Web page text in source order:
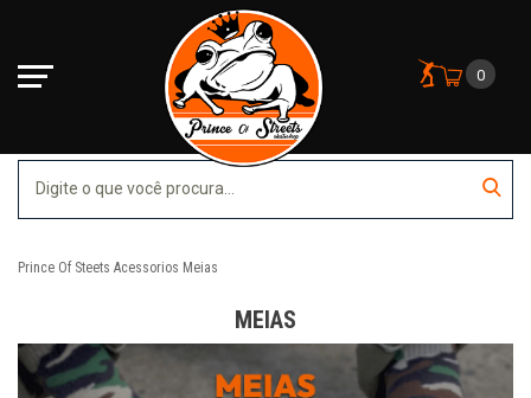
0
Prince Of Steets Acessorios Meias
MEIAS